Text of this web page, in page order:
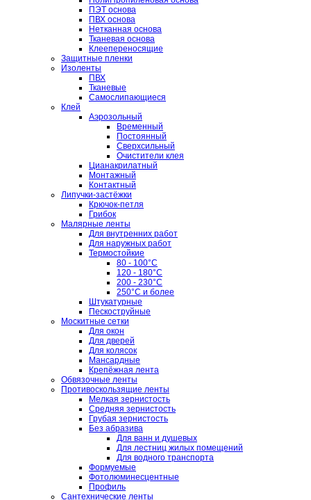
ПЭТ основа
ПВХ основа
Нетканная основа
Тканевая основа
Клеепереносящие
Защитные пленки
Изоленты
ПВХ
Тканевые
Самослипающиеся
Клей
Аэрозольный
Временный
Постоянный
Сверхсильный
Очистители клея
Цианакрилатный
Монтажный
Контактный
Липучки-застёжки
Крючок-петля
Грибок
Малярные ленты
Для внутренних работ
Для наружных работ
Термостойкие
80 - 100°C
120 - 180°C
200 - 230°C
250°C и более
Штукатурные
Пескоструйные
Москитные сетки
Для окон
Для дверей
Для колясок
Мансардные
Крепёжная лента
Обвязочные ленты
Противоскользящие ленты
Мелкая зернистость
Средняя зернистость
Грубая зернистость
Без абразива
Для ванн и душевых
Для лестниц жилых помещений
Для водного транспорта
Формуемые
Фотолюминесцентные
Профиль
Сантехнические ленты